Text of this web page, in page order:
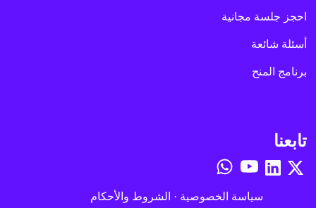
احجز جلسة مجانية
أسئلة شائعة
برنامج المنح
تابعنا
سياسة الخصوصية · الشروط والأحكام